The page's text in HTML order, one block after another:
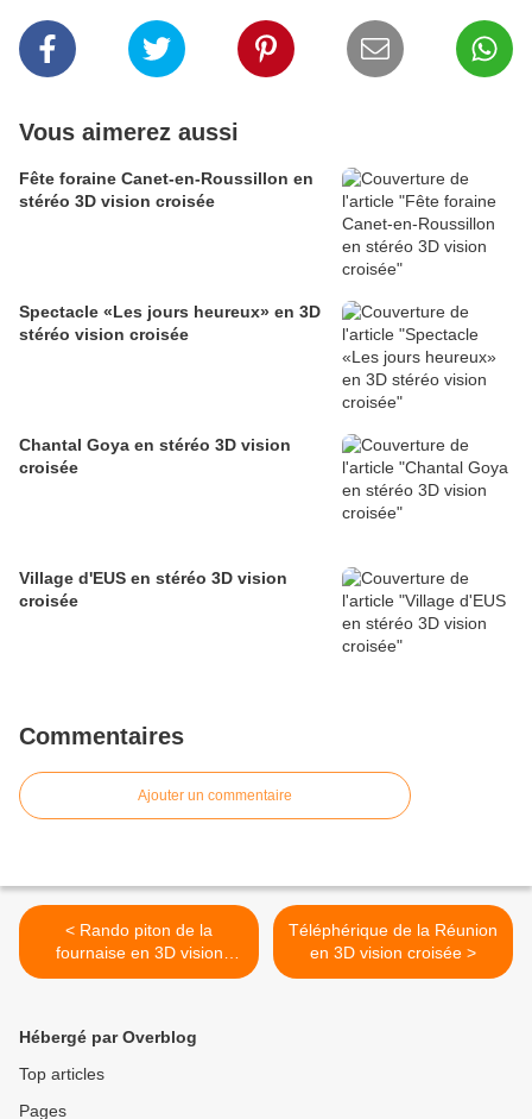
Vous aimerez aussi
Fête foraine Canet-en-Roussillon en
stéréo 3D vision croisée
Spectacle «Les jours heureux» en 3D
stéréo vision croisée
Chantal Goya en stéréo 3D vision
croisée
Village d'EUS en stéréo 3D vision
croisée
Commentaires
Ajouter un commentaire
< Rando piton de la
fournaise en 3D vision
croisée
Téléphérique de la Réunion
en 3D vision croisée >
Hébergé par Overblog
Top articles
Pages